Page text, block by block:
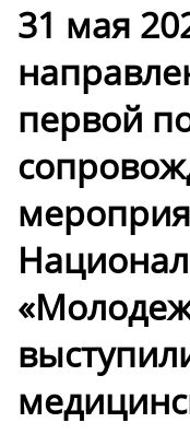
31 мая
первой